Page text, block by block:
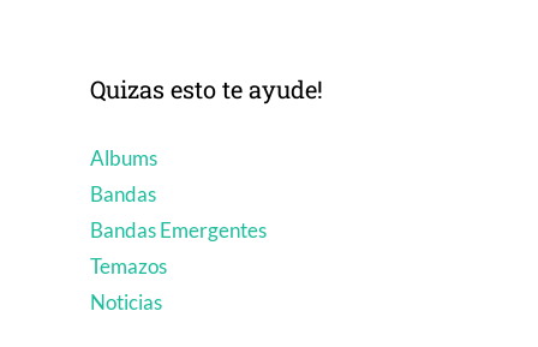
Quizas esto te ayude!
Albums
Bandas
Bandas Emergentes
Temazos
Noticias